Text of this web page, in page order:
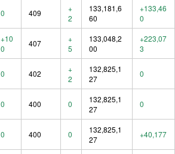
0 409
+
2
133,181,6
60
+133,46
0
+10
0
407
+
5
133,048,2
00
+223,07
3
0 402
+
2
132,825,1
27
0
0 400 0
132,825,1
27
0
0 400 0
132,825,1
27
+40,177